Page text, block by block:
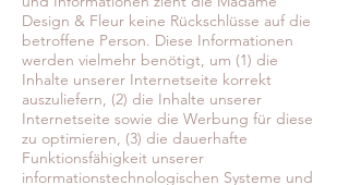
Design & Fleur keine Rückschlüsse auf die
betroffene Person. Diese Informationen
werden vielmehr benötigt, um (1) die
Inhalte unserer Internetseite korrekt
auszuliefern, (2) die Inhalte unserer
Internetseite sowie die Werbung für diese
zu optimieren, (3) die dauerhafte
Funktionsfähigkeit unserer
informationstechnologischen Systeme und